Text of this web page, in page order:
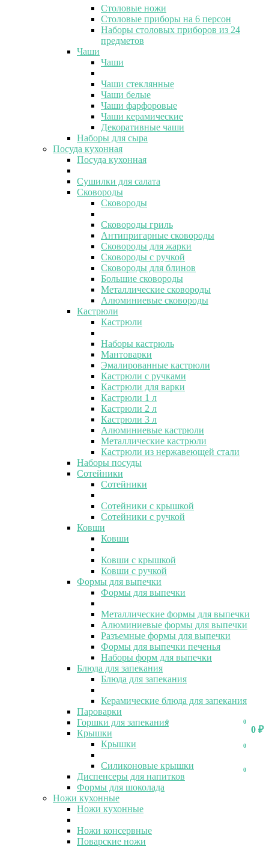
0
0 ₽
0
0
0
Столовые ножи
Столовые приборы на 6 персон
Наборы столовых приборов из 24
предметов
Чаши
Чаши
Чаши стеклянные
Чаши белые
Чаши фарфоровые
Чаши керамические
Декоративные чаши
Наборы для сыра
Посуда кухонная
Посуда кухонная
Сушилки для салата
Сковороды
Сковороды
Сковороды гриль
Антипригарные сковороды
Сковороды для жарки
Сковороды с ручкой
Сковороды для блинов
Большие сковороды
Металлические сковороды
Алюминиевые сковороды
Кастрюли
Кастрюли
Наборы кастрюль
Мантоварки
Эмалированные кастрюли
Кастрюли с ручками
Кастрюли для варки
Кастрюли 1 л
Кастрюли 2 л
Кастрюли 3 л
Алюминиевые кастрюли
Металлические кастрюли
Кастрюли из нержавеющей стали
Наборы посуды
Сотейники
Сотейники
Сотейники с крышкой
Сотейники с ручкой
Ковши
Ковши
Ковши с крышкой
Ковши с ручкой
Формы для выпечки
Формы для выпечки
Металлические формы для выпечки
Алюминиевые формы для выпечки
Разъемные формы для выпечки
Формы для выпечки печенья
Наборы форм для выпечки
Блюда для запекания
Блюда для запекания
Керамические блюда для запекания
Пароварки
Горшки для запекания
Крышки
Крышки
Силиконовые крышки
Диспенсеры для напитков
Формы для шоколада
Ножи кухонные
Ножи кухонные
Ножи консервные
Поварские ножи